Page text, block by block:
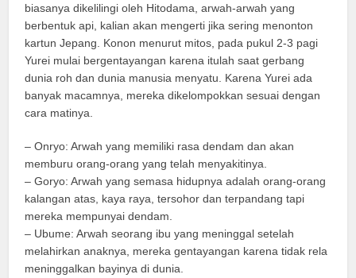
biasanya dikelilingi oleh Hitodama, arwah-arwah yang
berbentuk api, kalian akan mengerti jika sering menonton
kartun Jepang. Konon menurut mitos, pada pukul 2-3 pagi
Yurei mulai bergentayangan karena itulah saat gerbang
dunia roh dan dunia manusia menyatu. Karena Yurei ada
banyak macamnya, mereka dikelompokkan sesuai dengan
cara matinya.
– Onryo: Arwah yang memiliki rasa dendam dan akan
memburu orang-orang yang telah menyakitinya.
– Goryo: Arwah yang semasa hidupnya adalah orang-orang
kalangan atas, kaya raya, tersohor dan terpandang tapi
mereka mempunyai dendam.
– Ubume: Arwah seorang ibu yang meninggal setelah
melahirkan anaknya, mereka gentayangan karena tidak rela
meninggalkan bayinya di dunia.